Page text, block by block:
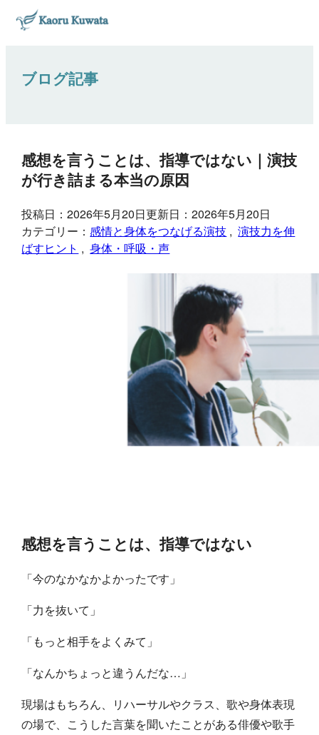
ブログ記事
感想を言うことは、指導ではない｜演技
が行き詰まる本当の原因
投稿日：2026年5月20日更新日：2026年5月20日
カテゴリー：感情と身体をつなげる演技 , 演技力を伸
ばすヒント , 身体・呼吸・声
感想を言うことは、指導ではない
「今のなかなかよかったです」
「力を抜いて」
「もっと相手をよくみて」
「なんかちょっと違うんだな…」
現場はもちろん、リハーサルやクラス、歌や身体表現
の場で、こうした言葉を聞いたことがある俳優や歌手